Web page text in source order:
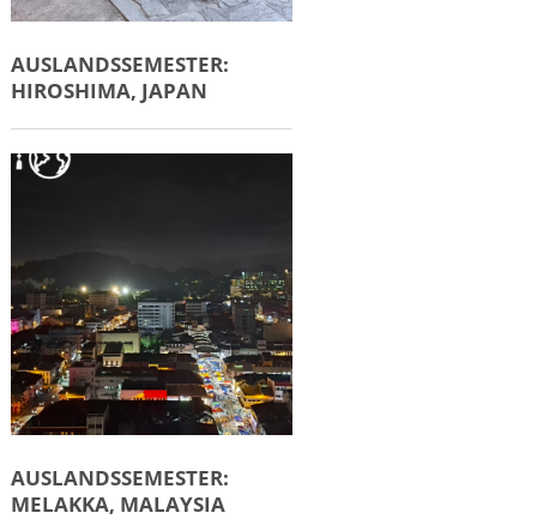
AUSLANDSSEMESTER:
HIROSHIMA, JAPAN
AUSLANDSSEMESTER:
MELAKKA, MALAYSIA